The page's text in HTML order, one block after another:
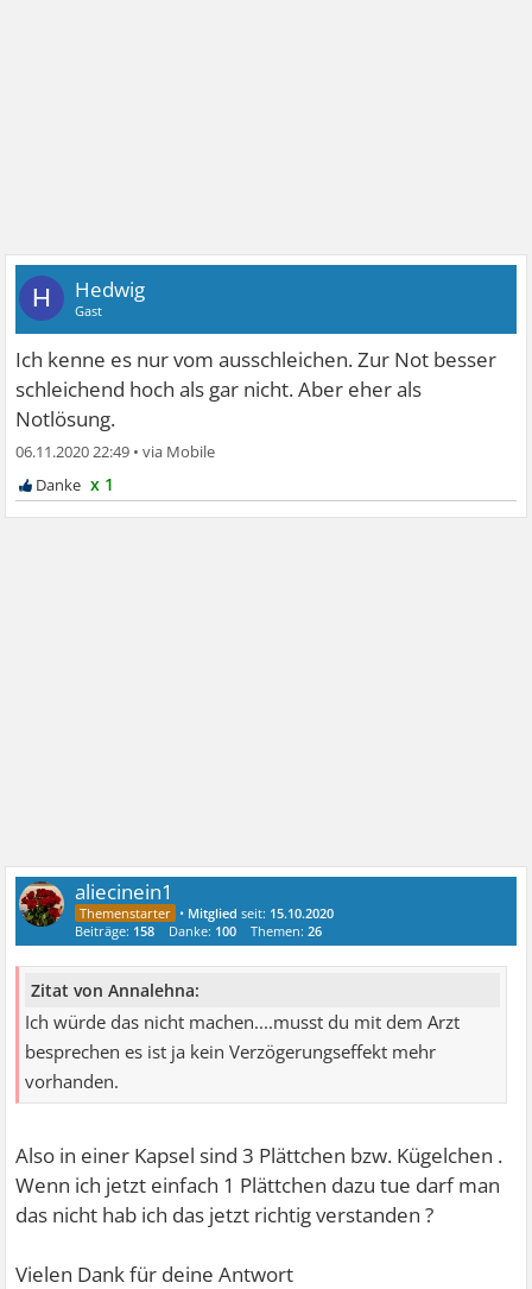
H Hedwig
Gast
Ich kenne es nur vom ausschleichen. Zur Not besser
schleichend hoch als gar nicht. Aber eher als
Notlösung.
06.11.2020 22:49 •
x 1
aliecinein1
• Mitglied seit: 15.10.2020
Beiträge: 158 Danke: 100 Themen:26
Zitat von Annalehna:
Ich würde das nicht machen....musst du mit dem Arzt
besprechen es ist ja kein Verzögerungseffekt mehr
vorhanden.
Also in einer Kapsel sind 3 Plättchen bzw. Kügelchen .
Wenn ich jetzt einfach 1 Plättchen dazu tue darf man
das nicht hab ich das jetzt richtig verstanden ?
Vielen Dank für deine Antwort